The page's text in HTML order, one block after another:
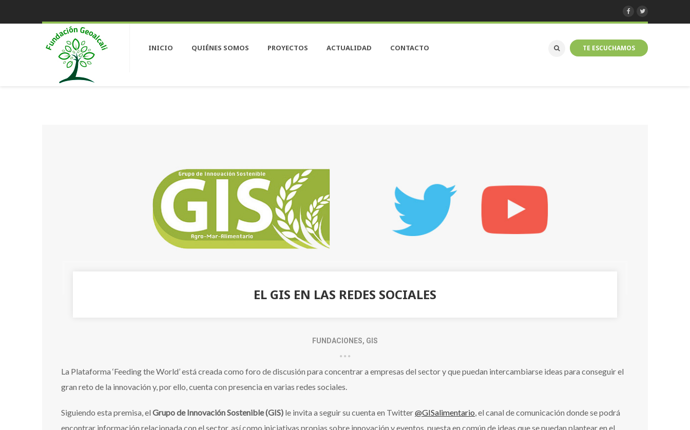
INICIO QUIÉNES SOMOS PROYECTOS ACTUALIDAD CONTACTO TE ESCUCHAMOS
EL GIS EN LAS REDES SOCIALES
FUNDACIONES, GIS
La Plataforma ‘Feeding the World’ está creada como foro de discusión para concentrar a empresas del sector y que puedan intercambiarse ideas para conseguir el
gran reto de la innovación y, por ello, cuenta con presencia en varias redes sociales.
Siguiendo esta premisa, el Grupo de Innovación Sostenible (GIS) le invita a seguir su cuenta en Twitter@GISalimentario, el canal de comunicación donde se podrá
encontrar información relacionada con el sector, así como iniciativas propias sobre innovación y eventos, puesta en común de ideas que se puedan plantear en el